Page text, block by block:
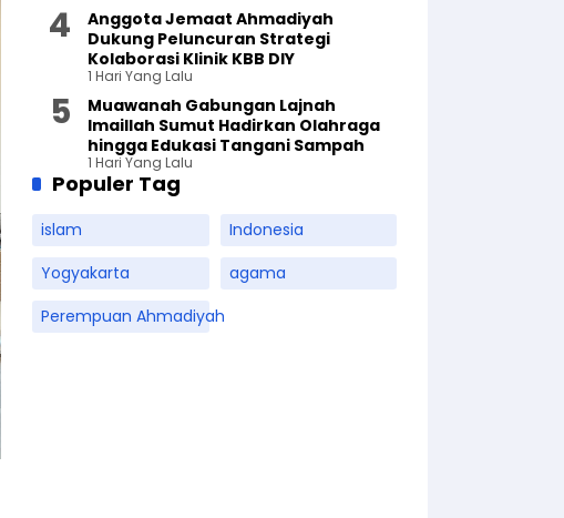
Anggota Jemaat Ahmadiyah
Dukung Peluncuran Strategi
Kolaborasi Klinik KBB DIY
1 Hari Yang Lalu
Muawanah Gabungan Lajnah
Imaillah Sumut Hadirkan Olahraga
hingga Edukasi Tangani Sampah
1 Hari Yang Lalu
Populer Tag
islam
Indonesia
Yogyakarta
agama
Perempuan Ahmadiyah